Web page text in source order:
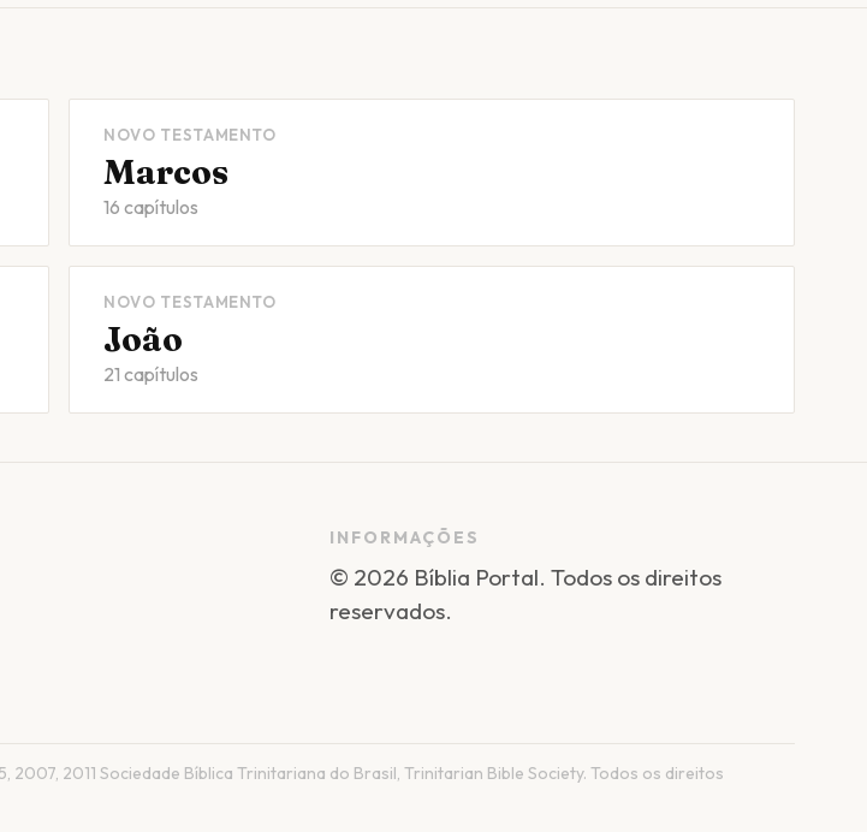
NOVO TESTAMENTO
Marcos
16 capítulos
NOVO TESTAMENTO
João
21 capítulos
INFORMAÇÕES
© 2026 Bíblia Portal. Todos os direitos
reservados.
2011 Sociedade Bíblica Trinitariana do Brasil, Trinitarian Bible Society. Todos os direitos